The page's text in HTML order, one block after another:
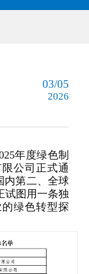
03/05
2026
年度绿色制
公司正式通
内第二、全球
试图用一条独
绿色转型探